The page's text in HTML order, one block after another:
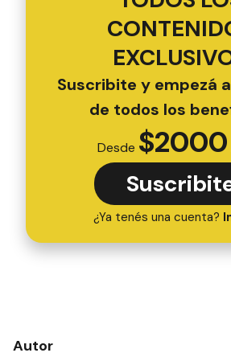
Suscribite y empezá
de todos los
Desde $2000
¿Ya tenés una cuenta?
Autor